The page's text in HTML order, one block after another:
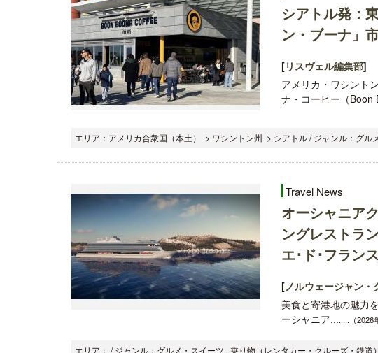
シアトル発：
ン・ブーナ」
[リスヴェル編集部]
アメリカ・ワシント
ナ・コーヒー（Boon
エリア：アメリカ合衆国（本土） > ワシントン州 > シアトル / ジャンル：グル
Travel News
オーシャニア
ングレストラ
エ･ド･フラン
[ノルウェージャン
美食と寄港地の魅力
ーシャニア........（2026
エリア： / ジャンル：グルメ・スイーツ , 乗り物（レンタカー・クルーズ・鉄道